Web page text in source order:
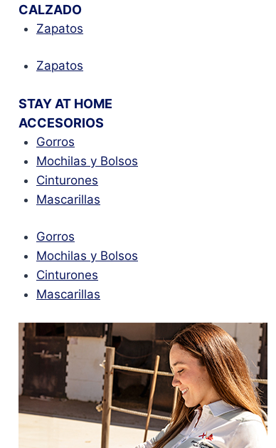
CALZADO
Zapatos
Zapatos
STAY AT HOME
ACCESORIOS
Gorros
Mochilas y Bolsos
Cinturones
Mascarillas
Gorros
Mochilas y Bolsos
Cinturones
Mascarillas